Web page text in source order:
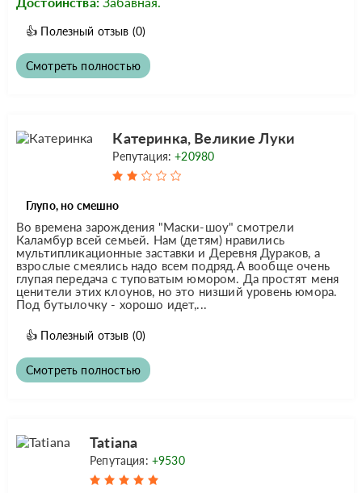
👍 Полезный отзыв (0)
Смотреть полностью
Катеринка, Великие Луки
Репутация:+20980
Глупо, но смешно
Во времена зарождения "Маски-шоу" смотрели
Каламбур всей семьей. Нам (детям) нравились
мультипликационные заставки и Деревня Дураков, а
взрослые смеялись надо всем подряд.А вообще очень
глупая передача с туповатым юмором. Да простят меня
ценители этих клоунов, но это низший уровень юмора.
Под бутылочку - хорошо идет,...
👍 Полезный отзыв (0)
Смотреть полностью
Tatiana
Репутация: +9530